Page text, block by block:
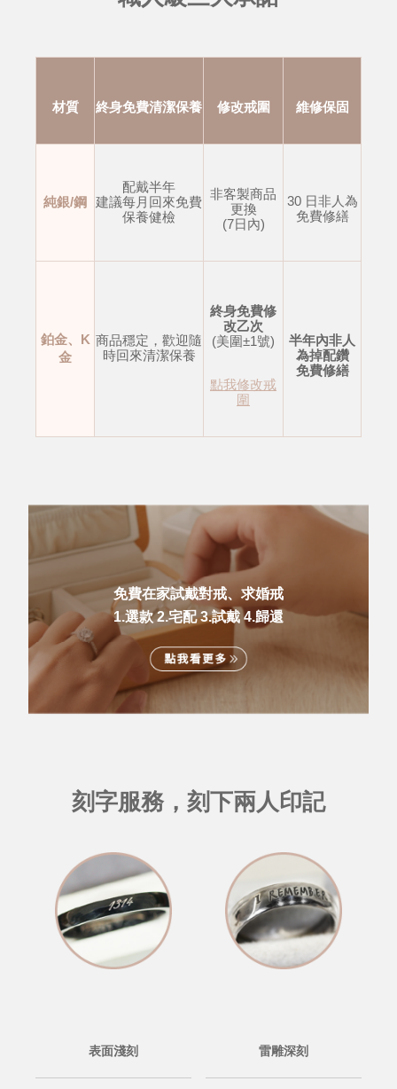
材質 終身免費清潔保養 修改戒圍 維修保固
純銀/鋼
配戴半年
建議每月回來免費
保養健檢
非客製商品
更換
(7日內)
30 日非人為
免費修繕
鉑金、K
金
商品穩定，歡迎隨
時回來清潔保養
終身免費修
改乙次
(美圍±1號)
點我修改戒
圍
半年內非人
為掉配鑽
免費修繕
免費在家試戴對戒、求婚戒
1.選款 2.宅配 3.試戴 4.歸還
刻字服務，刻下兩人印記
表面淺刻 雷雕深刻